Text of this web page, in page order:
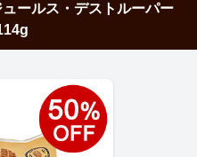
ールス・デストルーパー